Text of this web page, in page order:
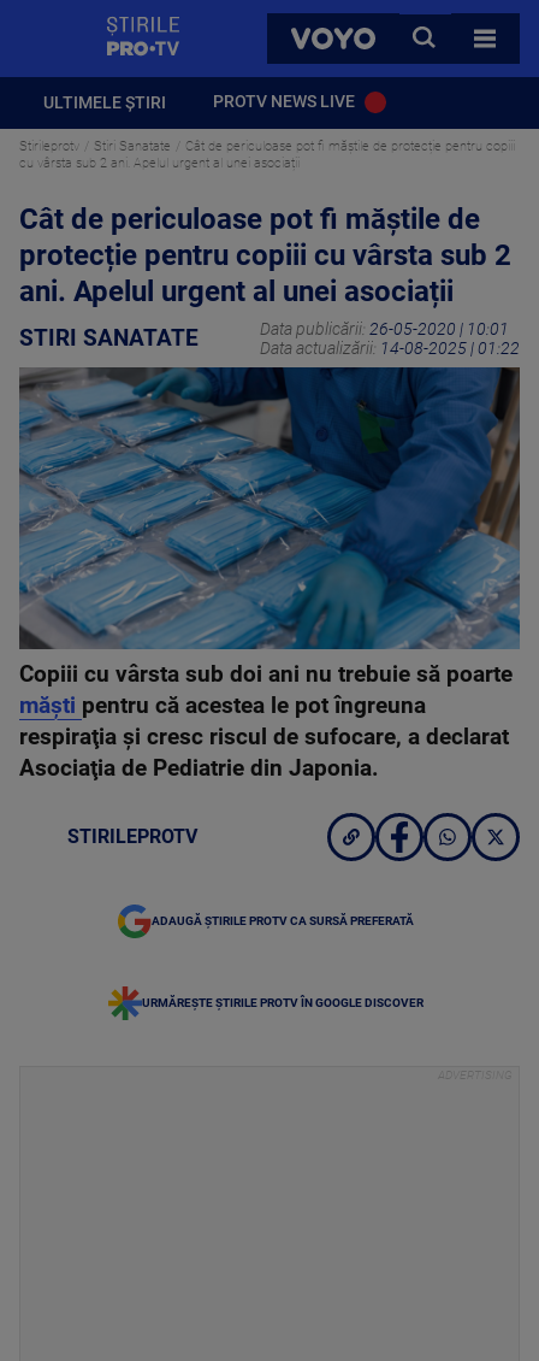
VOYO
CAUTA
TOATE
ULTIMELE ȘTIRI PROTV NEWS LIVE
Stirileprotv Stiri Sanatate
Cât de periculoase pot fi măștile de protecție pentru copiii
cu vârsta sub 2 ani. Apelul urgent al unei asociații
Cât de periculoase pot fi măștile de
protecție pentru copiii cu vârsta sub 2
ani. Apelul urgent al unei asociații
STIRI SANATATE Data publicării: 26-05-2020 | 10:01
Data actualizării: 14-08-2025 | 01:22
Copiii cu vârsta sub doi ani nu trebuie să poarte
măşti pentru că acestea le pot îngreuna
respiraţia şi cresc riscul de sufocare, a declarat
Asociaţia de Pediatrie din Japonia.
STIRILEPROTV
ADAUGĂ ȘTIRILE PROTV CA SURSĂ PREFERATĂ
URMĂREȘTE ȘTIRILE PROTV ÎN GOOGLE DISCOVER